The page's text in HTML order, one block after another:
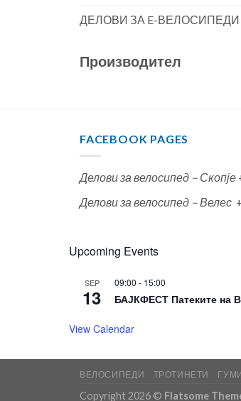
ДЕЛОВИ ЗА E-ВЕЛОСИПЕДИ
Производител
FACEBOOK PAGES
Делови за велосипед – Скопје
Делови за велосипед – Велес
Upcoming Events
SEP
13
09:00 - 15:00
БАЈКФЕСТ Патеките на
View Calendar
ВЕЛОСИПЕДИ ТРОТИНЕТИ
Copyright 2026 © Flatsome